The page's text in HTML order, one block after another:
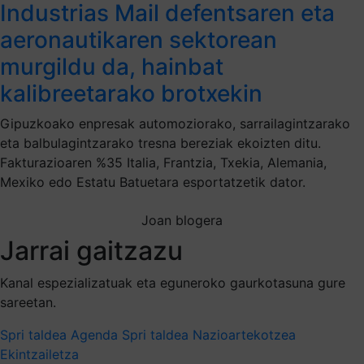
Industrias Mail defentsaren eta
aeronautikaren sektorean
murgildu da, hainbat
kalibreetarako brotxekin
Gipuzkoako enpresak automoziorako, sarrailagintzarako
eta balbulagintzarako tresna bereziak ekoizten ditu.
Fakturazioaren %35 Italia, Frantzia, Txekia, Alemania,
Mexiko edo Estatu Batuetara esportatzetik dator.
Joan blogera
Jarrai gaitzazu
Kanal espezializatuak eta eguneroko gaurkotasuna gure
sareetan.
Spri taldea Agenda Spri taldea Nazioartekotzea
Ekintzailetza